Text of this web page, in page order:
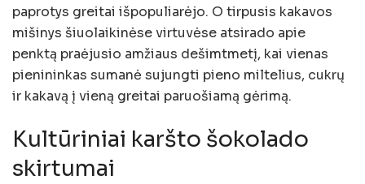
paprotys greitai išpopuliarėjo. O tirpusis kakavos
mišinys šiuolaikinėse virtuvėse atsirado apie
penktą praėjusio amžiaus dešimtmetį, kai vienas
pienininkas sumanė sujungti pieno miltelius, cukrų
ir kakavą į vieną greitai paruošiamą gėrimą.
Kultūriniai karšto šokolado
skirtumai